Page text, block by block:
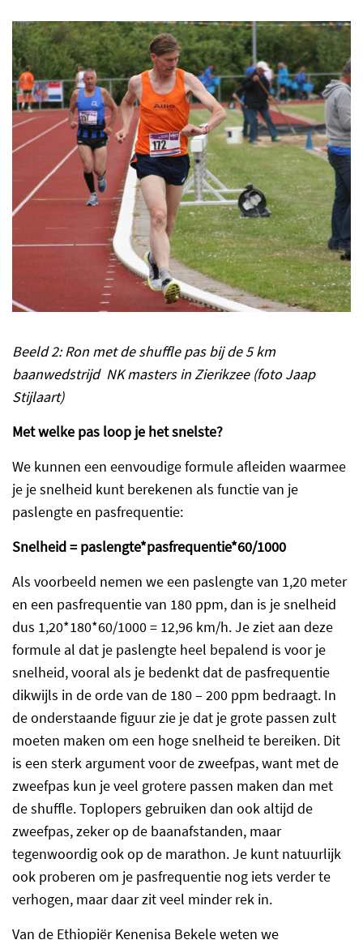
Beeld 2: Ron met de shuffle pas bij de 5 km
baanwedstrijd NK masters in Zierikzee (foto Jaap
Stijlaart)
Met welke pas loop je het snelste?
We kunnen een eenvoudige formule afleiden waarmee
je je snelheid kunt berekenen als functie van je
paslengte en pasfrequentie:
Snelheid = paslengte*pasfrequentie*60/1000
Als voorbeeld nemen we een paslengte van 1,20 meter
en een pasfrequentie van 180 ppm, dan is je snelheid
dus 1,20*180*60/1000 = 12,96 km/h. Je ziet aan deze
formule al dat je paslengte heel bepalend is voor je
snelheid, vooral als je bedenkt dat de pasfrequentie
dikwijls in de orde van de 180 – 200 ppm bedraagt. In
de onderstaande figuur zie je dat je grote passen zult
moeten maken om een hoge snelheid te bereiken. Dit
is een sterk argument voor de zweefpas, want met de
zweefpas kun je veel grotere passen maken dan met
de shuffle. Toplopers gebruiken dan ook altijd de
zweefpas, zeker op de baanafstanden, maar
tegenwoordig ook op de marathon. Je kunt natuurlijk
ook proberen om je pasfrequentie nog iets verder te
verhogen, maar daar zit veel minder rek in.
Van de Ethiopiër Kenenisa Bekele weten we